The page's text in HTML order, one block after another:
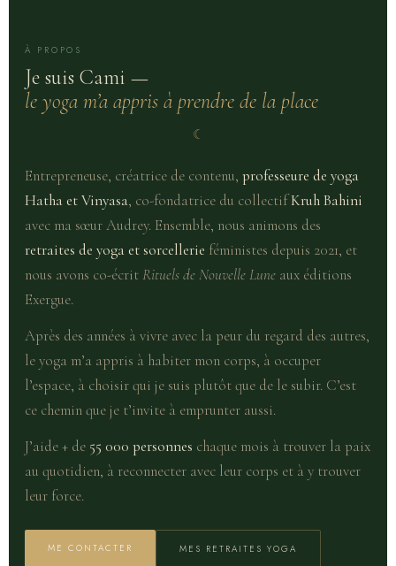
À PROPOS
Je suis Cami —
le yoga m’a appris à prendre de la place
☾
Entrepreneuse, créatrice de contenu, professeure de yoga
Hatha et Vinyasa, co-fondatrice du collectifKruh Bahini
avec ma sœur Audrey. Ensemble, nous animons des
retraites de yoga et sorcellerie féministes depuis 2021, et
nous avons co-écritRituels de Nouvelle Luneaux éditions
Exergue.
Après des années à vivre avec la peur du regard des autres,
le yoga m’a appris à habiter mon corps, à occuper
l’espace, à choisir qui je suis plutôt que de le subir. C’est
ce chemin que je t’invite à emprunter aussi.
J’aide + de 55 000 personnes chaque mois à trouver la paix
au quotidien, à reconnecter avec leur corps et à y trouver
leur force.
ME CONTACTER MES RETRAITES YOGA